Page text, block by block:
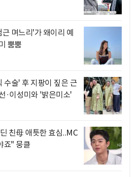
며느리'가 왜이리 예
뿜뿜
수술' 후 지팡이 짚은 근
·이성미와 '밝은미소'
친母 애틋한 효심..MC
죠" 뭉클